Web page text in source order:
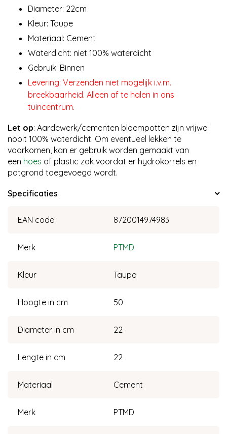
Diameter: 22cm
Kleur: Taupe
Materiaal: Cement
Waterdicht: niet 100% waterdicht
Gebruik: Binnen
Levering: Verzenden niet mogelijk i.v.m.
breekbaarheid. Alleen af te halen in ons
tuincentrum.
Let op: Aardewerk/cementen bloempotten zijn vrijwel
nooit 100% waterdicht. Om eventueel lekken te
voorkomen, kan er gebruik worden gemaakt van
een hoes of plastic zak voordat er hydrokorrels en
potgrond toegevoegd wordt.
Specificaties
EAN code 8720014974983
Merk PTMD
Kleur Taupe
Hoogte in cm 50
Diameter in cm 22
Lengte in cm 22
Materiaal Cement
Merk PTMD